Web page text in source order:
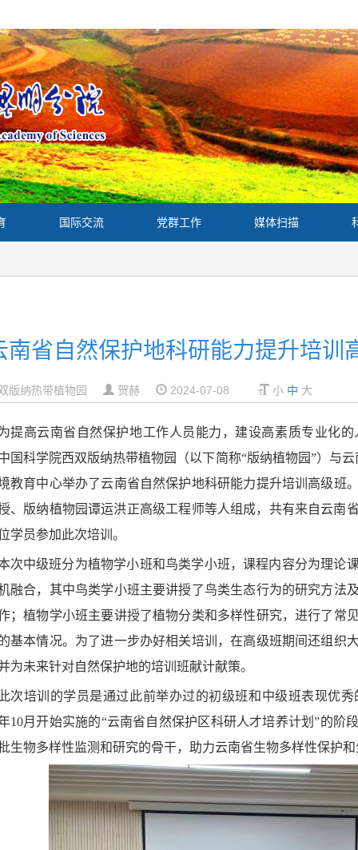
国际交流 党群工作 媒体扫描
南省自然保护地科研能力提升培训
版纳热带植物园 贺赫 2024-07-08 小 中 大
提高云南省自然保护地工作人员能力，建设高素质专业化
国科学院西双版纳热带植物园（以下简称“版纳植物园”）与
教育中心举办了云南省自然保护地科研能力提升培训高级班
、版纳植物园谭运洪正高级工程师等人组成，共有来自云南
学员参加此次培训。
次中级班分为植物学小班和鸟类学小班，课程内容分为理论
融合，其中鸟类学小班主要讲授了鸟类生态行为的研究方法
；植物学小班主要讲授了植物分类和多样性研究，进行了常
基本情况。为了进一步办好相关培训，在高级班期间还组织
为未来针对自然保护地的培训班献计献策。
此次培训的学员是通过 此前举办过的初级班和中级班表现优
10月开始实施的“云南省自然保护区科研人才培养计划”的阶
生物多样性监测和研究的骨干，助力云南省生物多样性保护